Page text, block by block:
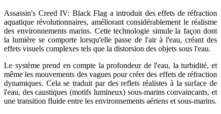
Assassin's Creed IV: Black Flag a introduit des effets de réfraction
aquatique révolutionnaires, améliorant considérablement le réalisme
des environnements marins. Cette technologie simule la façon dont
la lumière se comporte lorsqu'elle passe de l'air à l'eau, créant des
effets visuels complexes tels que la distorsion des objets sous l'eau.
Le système prend en compte la profondeur de l'eau, la turbidité, et
même les mouvements des vagues pour créer des effets de réfraction
dynamiques. Cela se traduit par des reflets réalistes à la surface de
l'eau, des caustiques (motifs lumineux) sous-marins convaincants, et
une transition fluide entre les environnements aériens et sous-marins.